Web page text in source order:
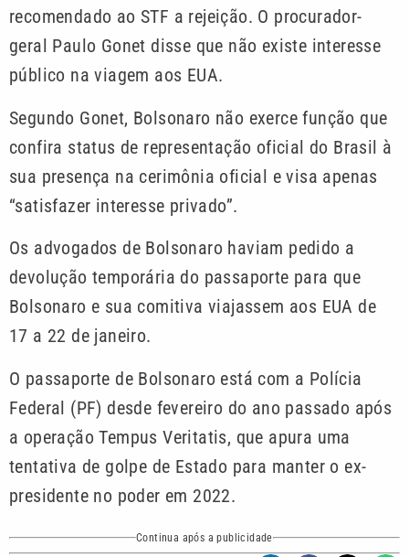
recomendado ao STF a rejeição. O procurador-
geral Paulo Gonet disse que não existe interesse
público na viagem aos EUA.
Segundo Gonet, Bolsonaro não exerce função que
confira status de representação oficial do Brasil à
sua presença na cerimônia oficial e visa apenas
“satisfazer interesse privado”.
Os advogados de Bolsonaro haviam pedido a
devolução temporária do passaporte para que
Bolsonaro e sua comitiva viajassem aos EUA de
17 a 22 de janeiro.
O passaporte de Bolsonaro está com a Polícia
Federal (PF) desde fevereiro do ano passado após
a operação Tempus Veritatis, que apura uma
tentativa de golpe de Estado para manter o ex-
presidente no poder em 2022.
Continua após a publicidade